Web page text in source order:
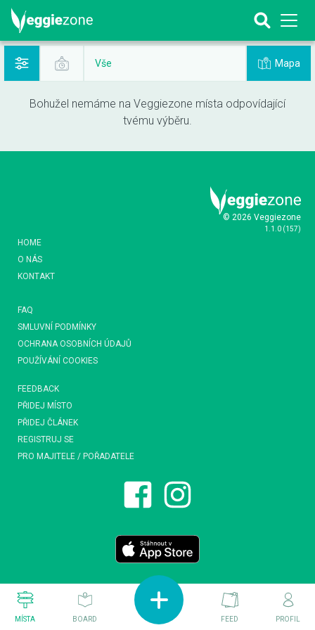
Vše Mapa
Bohužel nemáme na Veggiezone místa odpovídající
tvému výběru.
© 2026 Veggiezone
1.1.0 (157)
HOME
O NÁS
KONTAKT
FAQ
SMLUVNÍ PODMÍNKY
OCHRANA OSOBNÍCH ÚDAJŮ
POUŽÍVÁNÍ COOKIES
FEEDBACK
PŘIDEJ MÍSTO
PŘIDEJ ČLÁNEK
REGISTRUJ SE
PRO MAJITELE / POŘADATELE
MÍSTA BOARD FEED PROFIL